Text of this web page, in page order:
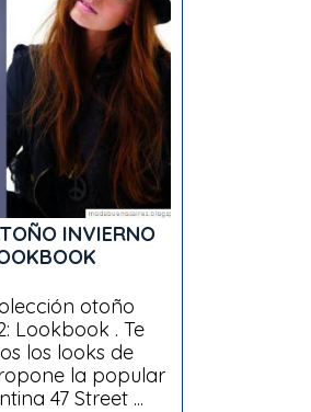
INVIERNO
otoño
Lookbook . Te
los looks de
la popular
47 Street ...